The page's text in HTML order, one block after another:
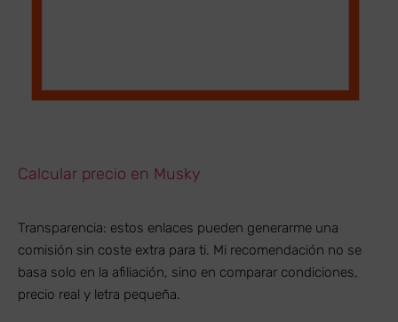
Calcular precio en Musky
Transparencia: estos enlaces pueden generarme una
comisión sin coste extra para ti. Mi recomendación no se
basa solo en la afiliación, sino en comparar condiciones,
precio real y letra pequeña.